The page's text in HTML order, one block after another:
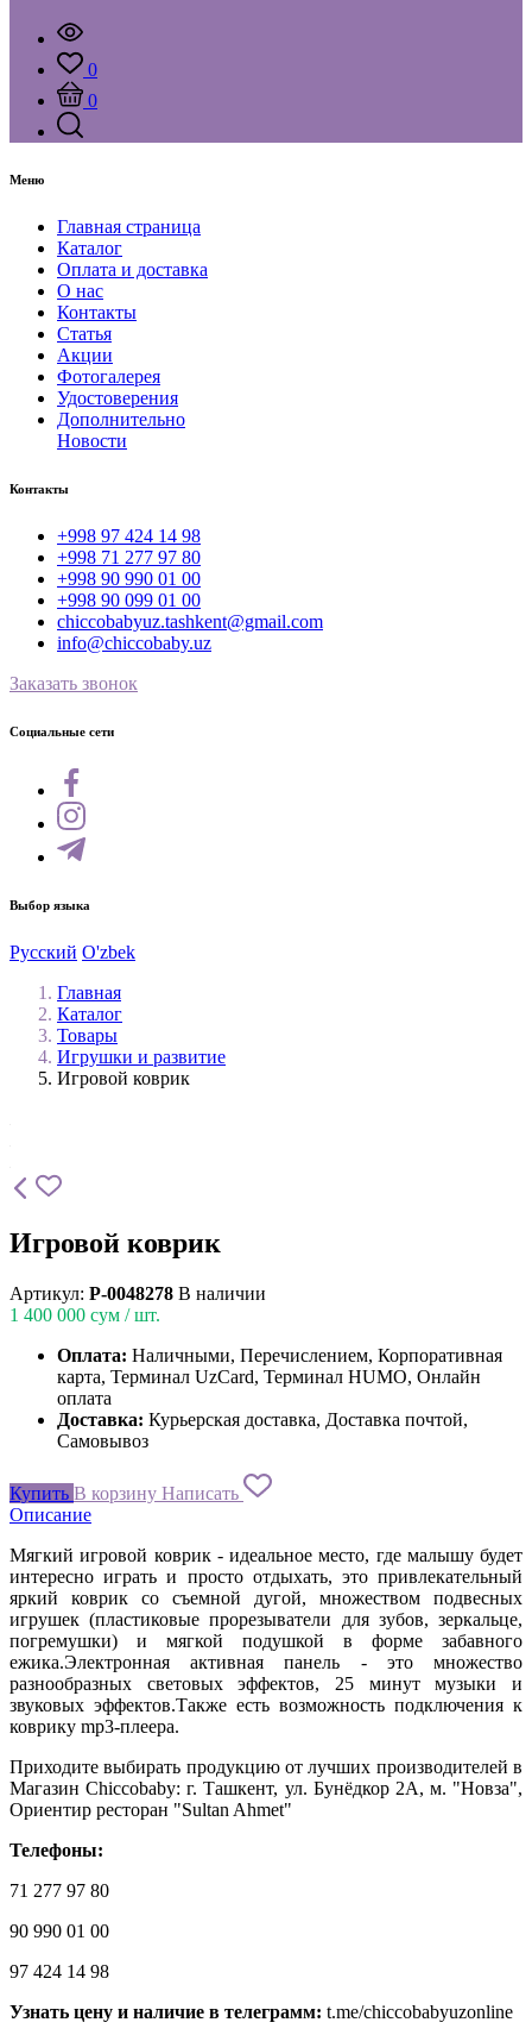
0
0
Меню
Главная страница
Каталог
Оплата и доставка
О нас
Контакты
Статья
Акции
Фотогалерея
Удостоверения
Дополнительно
Новости
Контакты
+998 97 424 14 98
+998 71 277 97 80
+998 90 990 01 00
+998 90 099 01 00
chiccobabyuz.tashkent@gmail.com
info@chiccobaby.uz
Заказать звонок
Социальные сети
Выбор языка
Русский O'zbek
Главная
Каталог
Товары
Игрушки и развитие
Игровой коврик
Игровой коврик
Артикул: P-0048278 В наличии
1 400 000 сум / шт.
Оплата: Наличными, Перечислением, Корпоративная
карта, Терминал UzCard, Терминал HUMO, Онлайн
оплата
Доставка: Курьерская доставка, Доставка почтой,
Самовывоз
Купить В корзину Написать
Описание
Мягкий игровой коврик - идеальное место, где малышу будет
интересно играть и просто отдыхать, это привлекательный
яркий коврик со съемной дугой, множеством подвесных
игрушек (пластиковые прорезыватели для зубов, зеркальце,
погремушки) и мягкой подушкой в форме забавного
ежика.Электронная активная панель - это множество
разнообразных световых эффектов, 25 минут музыки и
звуковых эффектов.Также есть возможность подключения к
коврику mp3-плеера.
Приходите выбирать продукцию от лучших производителей в
Магазин Chiccobaby: г. Ташкент, ул. Бунёдкор 2А, м. "Новза",
Ориентир ресторан "Sultan Ahmet"
Телефоны:
71 277 97 80
90 990 01 00
97 424 14 98
Узнать цену и наличие в телеграмм: t.me/chiccobabyuzonline